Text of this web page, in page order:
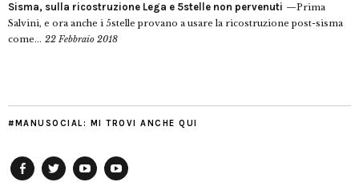
Sisma, sulla ricostruzione Lega e 5stelle non pervenuti
Prima
Salvini, e ora anche i 5stelle provano a usare la ricostruzione post-sisma
come... 22 Febbraio 2018
#MANUSOCIAL: MI TROVI ANCHE QUI